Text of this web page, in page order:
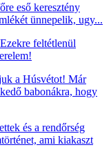
eső keresztény
ünnepelik, ugy...
feltétlenül
a Húsvétot! Már
babonákra, hogy
és a rendőrség
ami kiakaszt